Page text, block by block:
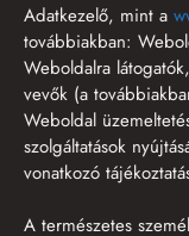
Adatkezelő, mint a
továbbiakban:
Weboldalra
vevők (a
Weboldal
szolgáltatások
vonatkozó
A természetes